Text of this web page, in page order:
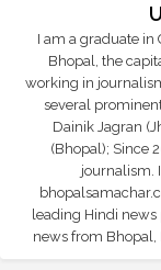
I am a graduate in
Bhopal, the
working in
several
Dainik Jagran
(Bhopal); Since
journalism.
leading Hindi news
news from Bhopal,